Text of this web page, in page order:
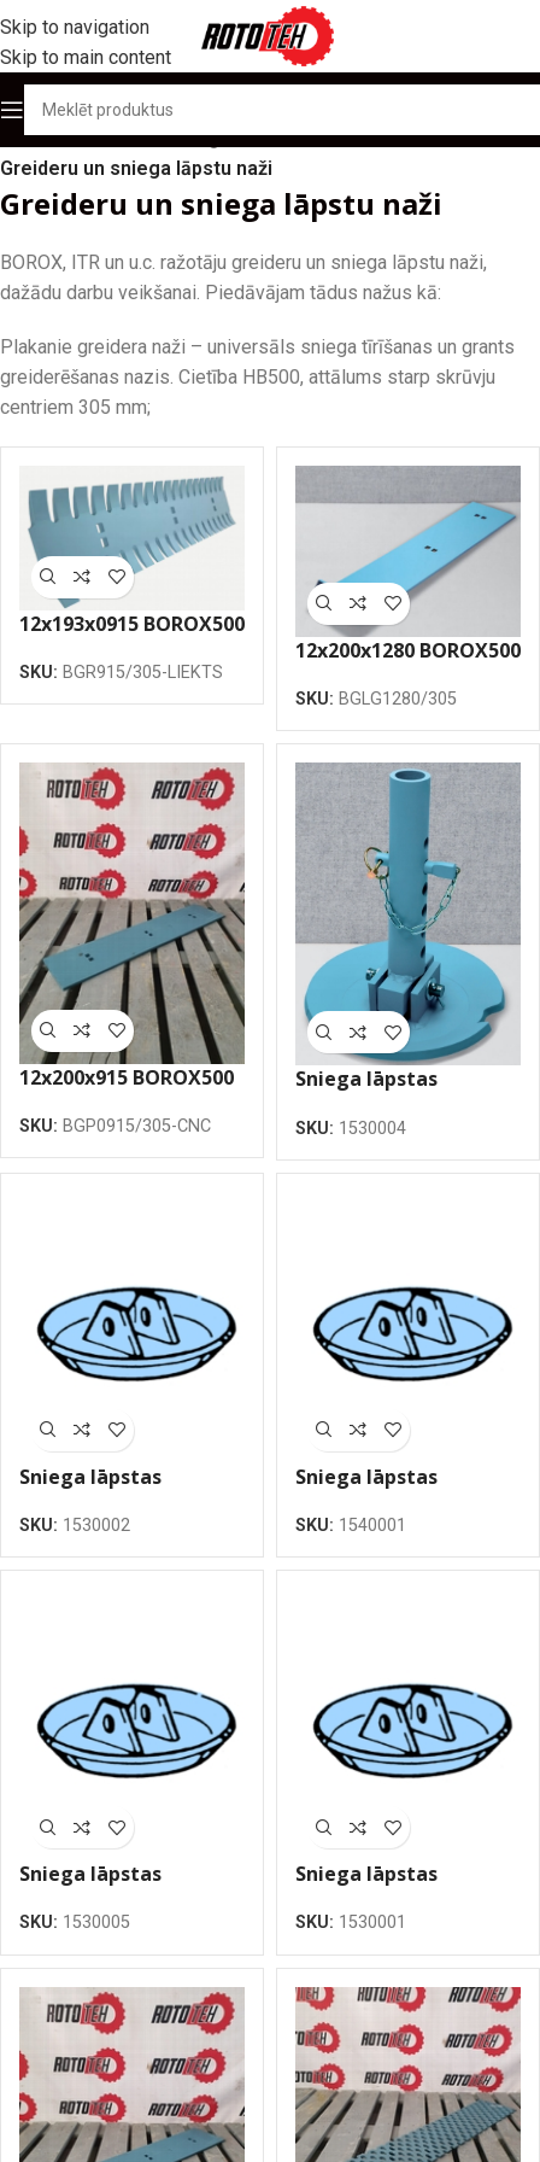
Skip to navigation
Skip to main content
Sākums/Produktu katalogs/Naži un materiāls kausiem/
Greideru un sniega lāpstu naži
Greideru un sniega lāpstu naži
BOROX, ITR un u.c. ražotāju greideru un sniega lāpstu naži,
dažādu darbu veikšanai. Piedāvājam tādus nažus kā:
Plakanie greidera naži – universāls sniega tīrīšanas un grants
greiderēšanas nazis. Cietība HB500, attālums starp skrūvju
centriem 305 mm;
12x193x0915 BOROX500
robotais 305, Liekts
SKU: BGR915/305-LIEKTS
12x200x1280 BOROX500
izliektu galu
SKU: BGLG1280/305
12x200x915 BOROX500
305
SKU: BGP0915/305-CNC
Sniega lāpstas
ar kāju un
stiprinājumu
SKU: 1530004
Sniega lāpstas
BOROX500, 270mm
SKU: 1530002
Sniega lāpstas
BOROX500, 300mm
SKU: 1540001
Sniega lāpstas
BOROX500, 270mm
SKU: 1530005
Sniega lāpstas
BOROX500, 270mm
SKU: 1530001